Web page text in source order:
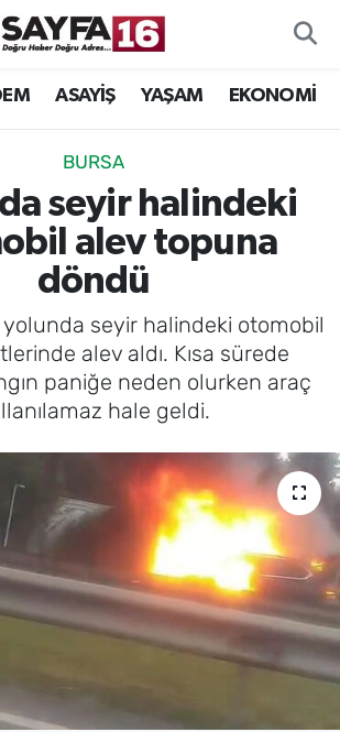
ASAYİŞ YAŞAM EKONOMİ
BURSA
seyir halindeki
alev topuna
döndü
seyir halindeki otomobil
alev aldı. Kısa sürede
paniğe neden olurken araç
hale geldi.
Grup Puan Durumu ve Fikstür